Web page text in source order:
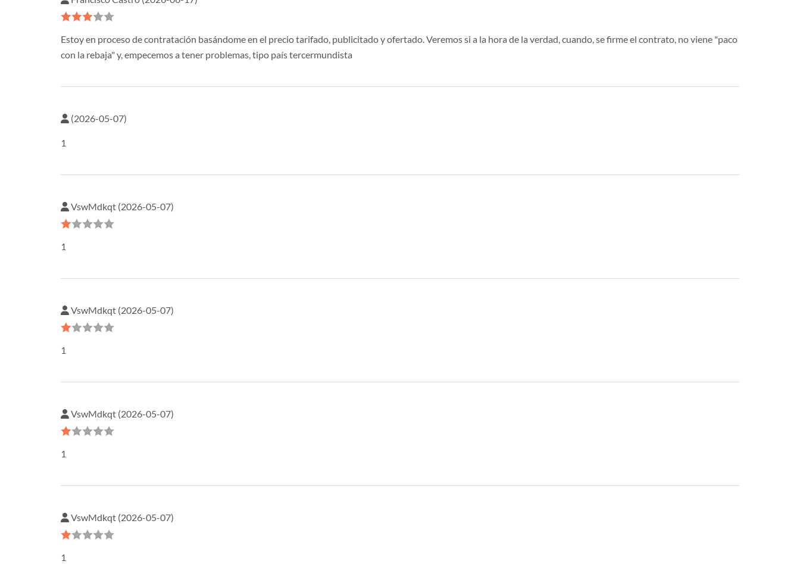
Estoy en proceso de contratación basándome en el precio tarifado, publicitado y ofertado. Veremos si a la hora de la verdad, cuando, se firme el contrato, no viene "paco
con la rebaja" y, empecemos a tener problemas, tipo país tercermundista
(2026-05-07)
1
VswMdkqt (2026-05-07)
1
VswMdkqt (2026-05-07)
1
VswMdkqt (2026-05-07)
1
VswMdkqt (2026-05-07)
1